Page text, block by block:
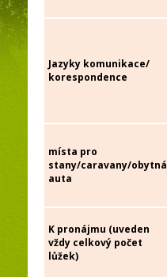
Jazyky komunikace/
korespondence
místa pro
stany/caravany/obytná
auta
K pronájmu (uveden
vždy celkový počet
lůžek)